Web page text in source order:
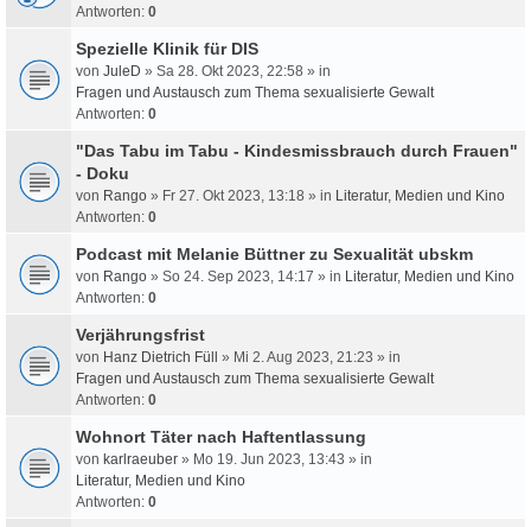
Antworten: 0
Spezielle Klinik für DIS
von JuleD » Sa 28. Okt 2023, 22:58 » in
Fragen und Austausch zum Thema sexualisierte Gewalt
Antworten: 0
"Das Tabu im Tabu - Kindesmissbrauch durch Frauen"
- Doku
von Rango » Fr 27. Okt 2023, 13:18 » in Literatur, Medien und Kino
Antworten: 0
Podcast mit Melanie Büttner zu Sexualität ubskm
von Rango » So 24. Sep 2023, 14:17 » in Literatur, Medien und Kino
Antworten: 0
Verjährungsfrist
von Hanz Dietrich Füll » Mi 2. Aug 2023, 21:23 » in
Fragen und Austausch zum Thema sexualisierte Gewalt
Antworten: 0
Wohnort Täter nach Haftentlassung
von karlraeuber » Mo 19. Jun 2023, 13:43 » in
Literatur, Medien und Kino
Antworten: 0